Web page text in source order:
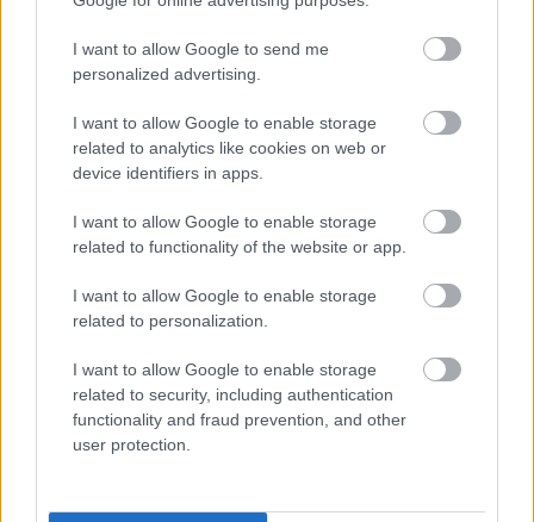
I want to allow Google to send me
personalized advertising.
I want to allow Google to enable storage
related to analytics like cookies on web or
device identifiers in apps.
I want to allow Google to enable storage
related to functionality of the website or app.
I want to allow Google to enable storage
related to personalization.
I want to allow Google to enable storage
related to security, including authentication
functionality and fraud prevention, and other
user protection.
A nyári szünet után a hétvégén folytatódik a kamion Európa-
bajnokság. A Révész Racing magyar pilótája, a HUMDA
Ügynökség Zrt. közreműködésével versenyző Kiss Norbert 48
pont előnnyel vezeti a bajnokságot. A következő hetekben
minden eldőlhet, egymás után jönnek ugyanis a versenyek. A
hétvégén Csehországban áll rajthoz a csapat, majd egy héttel
[&hellip;]